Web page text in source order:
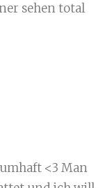
sehen total
<3 Man